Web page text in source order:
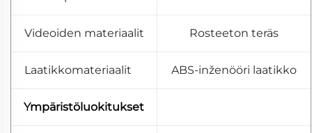
Videoiden materiaalit Rosteeton teräs
Laatikkomateriaalit ABS-inženööri laatikko
Ympäristöluokitukset